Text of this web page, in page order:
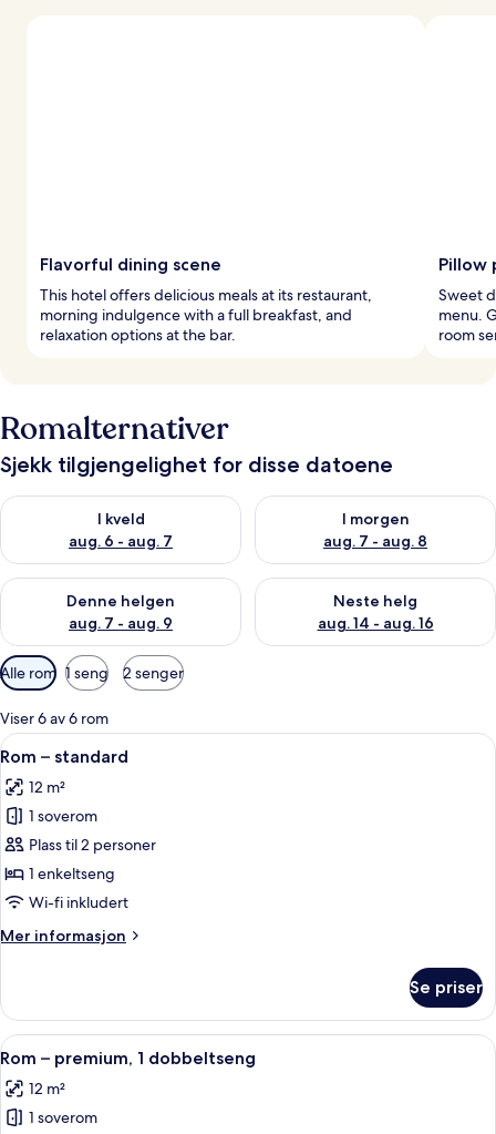
Flavorful dining scene
This hotel offers delicious meals at its restaurant,
morning indulgence with a full breakfast, and
relaxation options at the bar.
Pillow
Sweet
menu.
room
Romalternativer
Sjekk tilgjengelighet for disse datoene
I kveld
aug. 6 - aug. 7
Sjekk tilgjengelighet for i kveld, aug. 6 - aug. 7
I morgen
aug. 7 - aug. 8
Sjekk tilgjengelighet for i
Denne helgen
aug. 7 - aug. 9
Sjekk tilgjengelighet for denne helgen, aug. 7 - aug. 9
Neste helg
aug. 14 - aug. 16
Sjekk tilgjengelighet for neste
Tilgjengelige
filtre
for
rom
Alle rom 1 seng 2 senger
Viser 6 av 6 rom
Åpne
alle
bildene
av
Rom
–
standard
Minibar, safe på rommet,
9
Rom – standard
12 m²
1 soverom
Plass til 2 personer
1 enkeltseng
Wi-fi inkludert
Mer informasjon
Mer
–
standard
Se priser
Åpne
alle
bildene
av
Minibar, safe på rommet,
11
Rom – premium, 1 dobbeltseng
12 m²
1 soverom